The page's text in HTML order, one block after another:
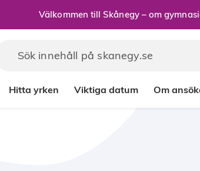
Välkommen till Skånegy – om
Hitta yrken Viktiga datum Om